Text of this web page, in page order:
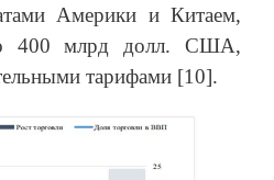
Америки и Китаем,
400 млрд долл. США,
тарифами [10].